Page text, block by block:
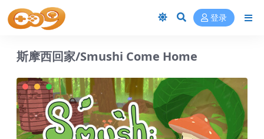
登录
斯摩西回家/Smushi Come Home